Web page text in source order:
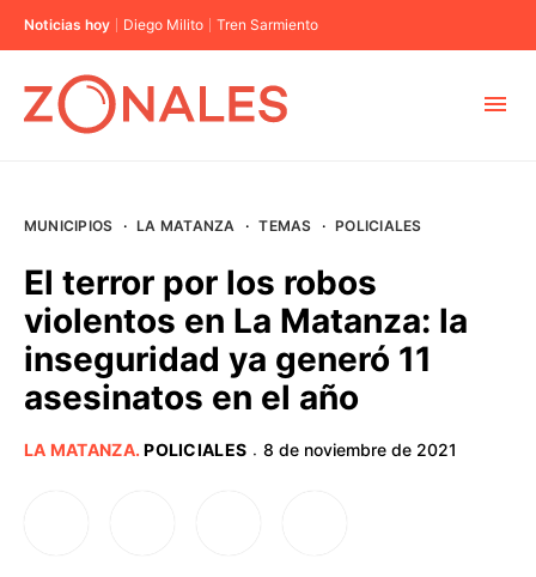
Noticias hoy Diego Milito Tren Sarmiento
BUENOS AIRES
PROVINCIAS
MUNICIPIOS · LA MATANZA · TEMAS · POLICIALES
El terror por los robos
violentos en La Matanza: la
inseguridad ya generó 11
asesinatos en el año
LA MATANZA.POLICIALES · 8 de noviembre de 2021